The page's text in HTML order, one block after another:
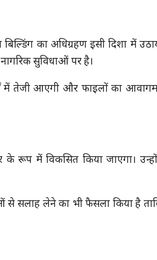
बिल्डिंग का अधिग्रहण इसी दिशा में
सुविधाओं पर है।
में तेजी आएगी और फाइलों का
के रूप में विकसित किया जाएगा।
से सलाह लेने का भी फैसला किया है